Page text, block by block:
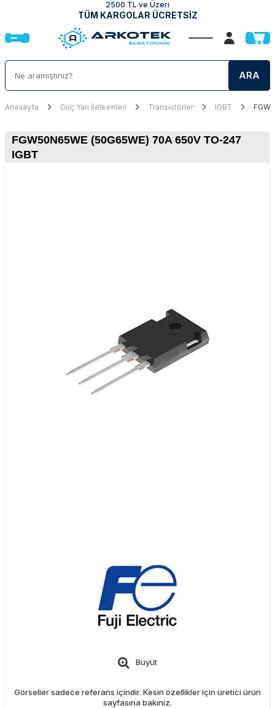
2500 TL ve Üzeri
TÜM KARGOLAR ÜCRETSİZ
ARA
Anasayfa Güç Yarı İletkenleri Transistörler IGBT
FGW50N65WE (50G65WE) 70A 650V TO-247
IGBT
Büyüt
Görseller sadece referans içindir. Kesin özellikler için üretici ürün
sayfasına bakınız.